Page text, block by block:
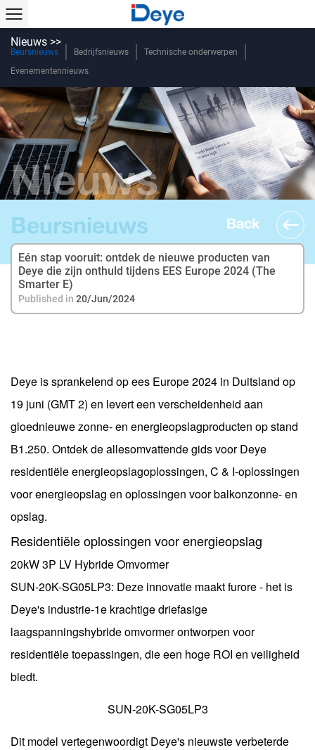
Nieuws >>
Beursnieuws Bedrijfsnieuws
Technische onderwerpen
Evenementennieuws
Nieuws
Beursnieuws Back
Eén stap vooruit: ontdek de nieuwe producten van
Deye die zijn onthuld tijdens EES Europe 2024 (The
Smarter E)
Published in 20/Jun/2024
Deye is sprankelend op ees Europe 2024 in Duitsland op
19 juni (GMT 2) en levert een verscheidenheid aan
gloednieuwe zonne- en energieopslagproducten op stand
B1.250. Ontdek de allesomvattende gids voor Deye
residentiële energieopslagoplossingen, C & I-oplossingen
voor energieopslag en oplossingen voor balkonzonne- en
opslag.
Residentiële oplossingen voor energieopslag
20kW 3P LV Hybride Omvormer
SUN-20K-SG05LP3: Deze innovatie maakt furore - het is
Deye's industrie-1e krachtige driefasige
laagspanningshybride omvormer ontworpen voor
residentiële toepassingen, die een hoge ROI en veiligheid
biedt.
SUN-20K-SG05LP3
Dit model vertegenwoordigt Deye's nieuwste verbeterde